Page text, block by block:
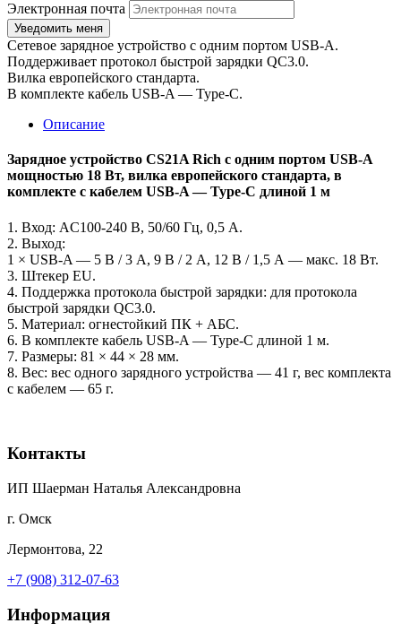
Электронная почта
Сетевое зарядное устройство с одним портом USB-A.
Поддерживает протокол быстрой зарядки QC3.0.
Вилка европейского стандарта.
В комплекте кабель USB-A — Type-C.
Описание
Зарядное устройство CS21A Rich с одним портом USB-A
мощностью 18 Вт, вилка европейского стандарта, в
комплекте с кабелем USB-A — Type-C длиной 1 м
1. Вход: AC100-240 В, 50/60 Гц, 0,5 А.
2. Выход:
1 × USB-A — 5 В / 3 А, 9 В / 2 А, 12 В / 1,5 А — макс. 18 Вт.
3. Штекер EU.
4. Поддержка протокола быстрой зарядки: для протокола
быстрой зарядки QC3.0.
5. Материал: огнестойкий ПК + АБС.
6. В комплекте кабель USB-A — Type-C длиной 1 м.
7. Размеры: 81 × 44 × 28 мм.
8. Вес: вес одного зарядного устройства — 41 г, вес комплекта
с кабелем — 65 г.
Контакты
ИП Шаерман Наталья Александровна
г. Омск
Лермонтова, 22
+7 (908) 312-07-63
Информация